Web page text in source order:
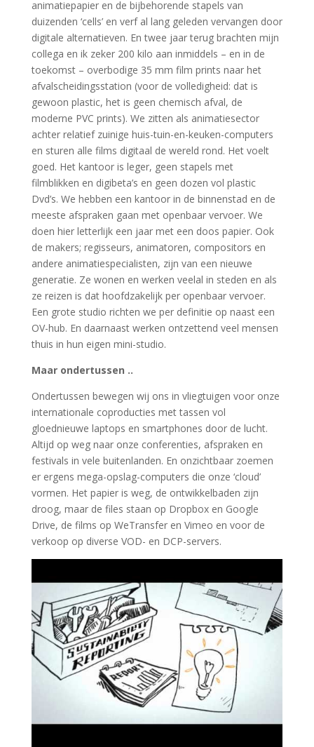
animatiepapier en de bijbehorende stapels van
duizenden ‘cells’ en verf al lang geleden vervangen door
digitale alternatieven. En twee jaar terug brachten mijn
collega en ik zeker 200 kilo aan inmiddels – en in de
toekomst – overbodige 35 mm film prints naar het
afvalscheidingsstation (voor de volledigheid: dat is
gewoon plastic, het is geen chemisch afval, de
moderne PVC prints). We zitten als animatiesector
achter relatief zuinige huis-tuin-en-keuken-computers
en sturen alle films digitaal de wereld rond. Het voelt
goed. Het kantoor is leger, geen stapels met
filmblikken en digibeta’s en geen dozen vol plastic
Dvd’s. We hebben een kantoor in de binnenstad en de
meeste afspraken gaan met openbaar vervoer. We
doen hier letterlijk een jaar met een doos papier. Ook
de makers; regisseurs, animatoren, compositors en
andere animatiespecialisten, zijn van een nieuwe
generatie. Ze wonen en werken veelal in steden en als
ze reizen is dat hoofdzakelijk per openbaar vervoer.
Een grote studio richten we per definitie op naast een
OV-hub. En daarnaast werken ontzettend veel mensen
thuis in hun eigen mini-studio.
Maar ondertussen ..
Ondertussen bewegen wij ons in vliegtuigen voor onze
internationale coproducties met tassen vol
gloednieuwe laptops en smartphones door de lucht.
Altijd op weg naar onze conferenties, afspraken en
festivals in vele buitenlanden. En onzichtbaar zoemen
er ergens mega-opslag-computers die onze ‘cloud’
vormen. Het papier is weg, de ontwikkelbaden zijn
droog, maar de files staan op Dropbox en Google
Drive, de films op WeTransfer en Vimeo en voor de
verkoop op diverse VOD- en DCP-servers.